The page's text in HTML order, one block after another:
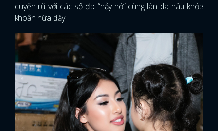
quyến rũ với các số đo “nảy nở” cùng làn da nâu khỏe
khoắn nữa đấy.